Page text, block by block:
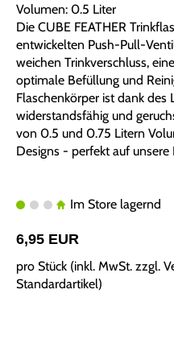
Volumen: 0.5 Liter
Die CUBE FEATHER
entwickelten Push-Pull-
weichen Trinkverschluss,
optimale Befüllung und
Flaschenkörper ist dank
widerstandsfähig und
von 0.5 und 0.75 Litern
Designs - perfekt auf
Im Store lagernd
6,95 EUR
pro Stück (inkl. MwSt. zzgl.
Standardartikel)